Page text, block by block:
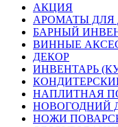
АКЦИЯ
АРОМАТЫ ДЛЯ
БАРНЫЙ
ВИННЫЕ
ДЕКОР
ИНВЕНТАРЬ
НАПЛИТНАЯ
НОВОГОДНИЙ
НОЖИ